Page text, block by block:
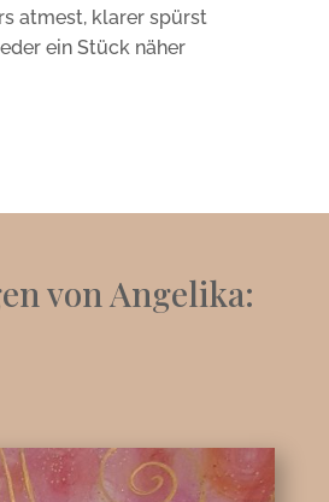
atmest, klarer spürst
ein Stück näher
von Angelika: